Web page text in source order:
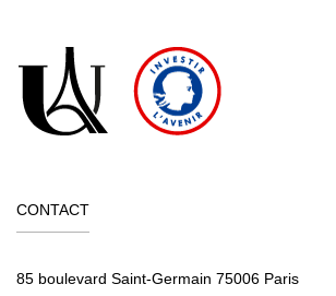
CONTACT
85 boulevard Saint-Germain 75006 Paris